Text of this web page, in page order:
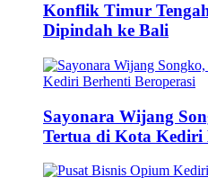
Konflik Timur
Dipindah ke Bali
Sayonara Wijang
Tertua di Kota Kediri